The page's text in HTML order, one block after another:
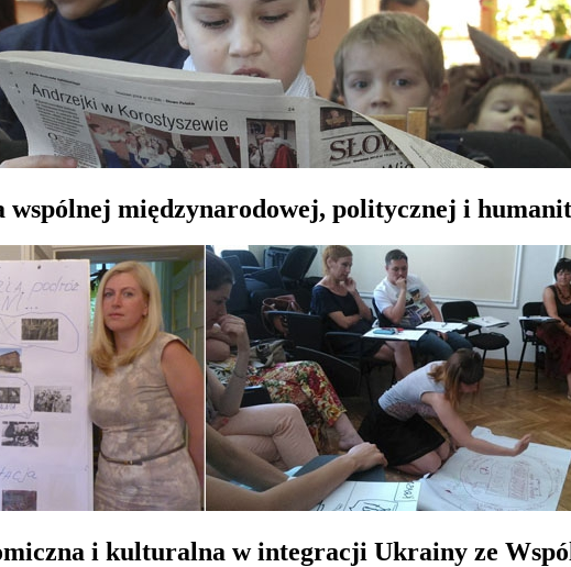
wspólnej międzynarodowej, politycznej i
i kulturalna w integracji Ukrainy ze